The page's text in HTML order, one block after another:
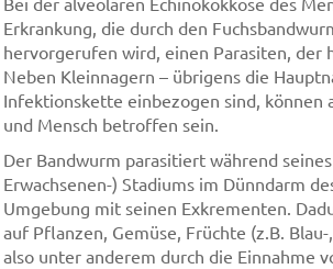
Erkrankung, die durch den
hervorgerufen wird, einen Parasiten, der
Neben Kleinnagern – übrigens die
Infektionskette einbezogen sind, können
und Mensch betroffen sein.
Der Bandwurm parasitiert während
Erwachsenen-) Stadiums im Dünndarm
Umgebung mit seinen Exkrementen.
auf Pflanzen, Gemüse, Früchte (z.B.
also unter anderem durch die Einnahme